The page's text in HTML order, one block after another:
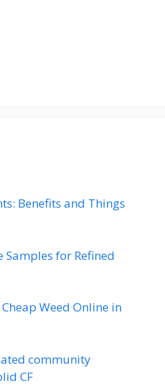
Benefits and Things
Samples for Refined
Weed Online in
community
CF